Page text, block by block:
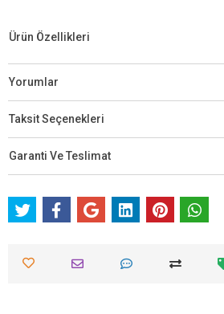
Ürün Özellikleri
Yorumlar
Taksit Seçenekleri
Garanti Ve Teslimat